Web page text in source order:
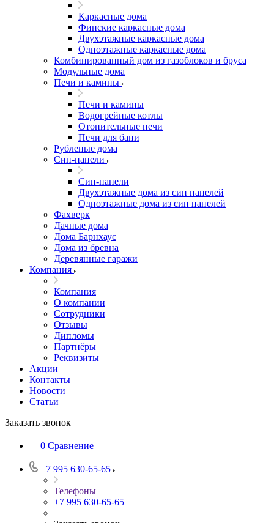
Каркасные дома
Финские каркасные дома
Двухэтажные каркасные дома
Одноэтажные каркасные дома
Комбинированный дом из газоблоков и бруса
Модульные дома
Печи и камины
Печи и камины
Водогрейные котлы
Отопительные печи
Печи для бани
Рубленые дома
Сип-панели
Сип-панели
Двухэтажные дома из сип панелей
Одноэтажные дома из сип панелей
Фахверк
Дачные дома
Дома Барнхаус
Дома из бревна
Деревянные гаражи
Компания
Компания
О компании
Сотрудники
Отзывы
Дипломы
Партнёры
Реквизиты
Акции
Контакты
Новости
Статьи
Заказать звонок
0 Сравнение
+7 995 630-65-65
Телефоны
+7 995 630-65-65